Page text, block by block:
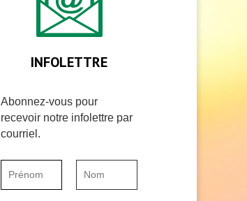
INFOLETTRE
Abonnez-vous pour
recevoir notre infolettre par
courriel.